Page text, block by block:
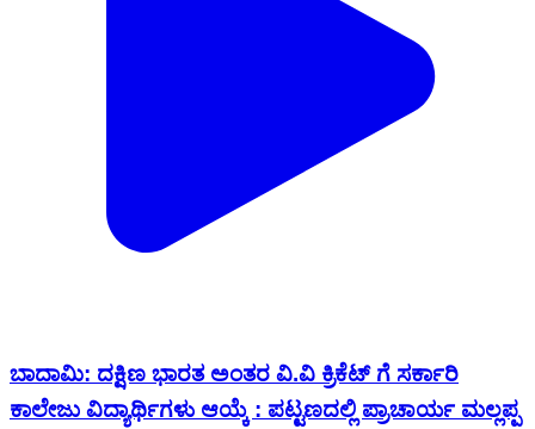
ಬಾದಾಮಿ: ದಕ್ಷಿಣ ಭಾರತ ಅಂತರ ವಿ.ವಿ ಕ್ರಿಕೆಟ್ ಗೆ ಸರ್ಕಾರಿ
ಕಾಲೇಜು ವಿದ್ಯಾರ್ಥಿಗಳು ಆಯ್ಕೆ : ಪಟ್ಟಣದಲ್ಲಿ ಪ್ರಾಚಾರ್ಯ ಮಲ್ಲಪ್ಪ